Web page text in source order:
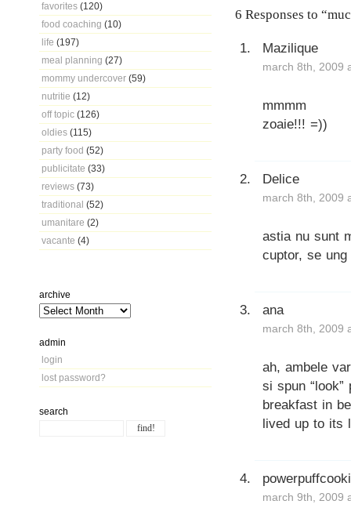
favorites (120)
food coaching (10)
life (197)
meal planning (27)
mommy undercover (59)
nutritie (12)
off topic (126)
oldies (115)
party food (52)
publicitate (33)
reviews (73)
traditional (52)
umanitare (2)
vacante (4)
archive
admin
login
lost password?
search
6 Responses to
Mazilique
march 8th, 2009
mmmm
zoaie!!! =))
Delice
march 8th, 2009
astia nu sunt
cuptor, se
ana
march 8th, 2009
ah, ambele
si spun
breakfast in
lived up to its
march 9th, 2009